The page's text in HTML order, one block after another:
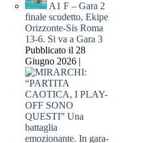
A1 F – Gara 2
finale scudetto, Ekipe
Orizzonte-Sis Roma
13-6. Si va a Gara 3
Pubblicato il 28
Giugno 2026 |